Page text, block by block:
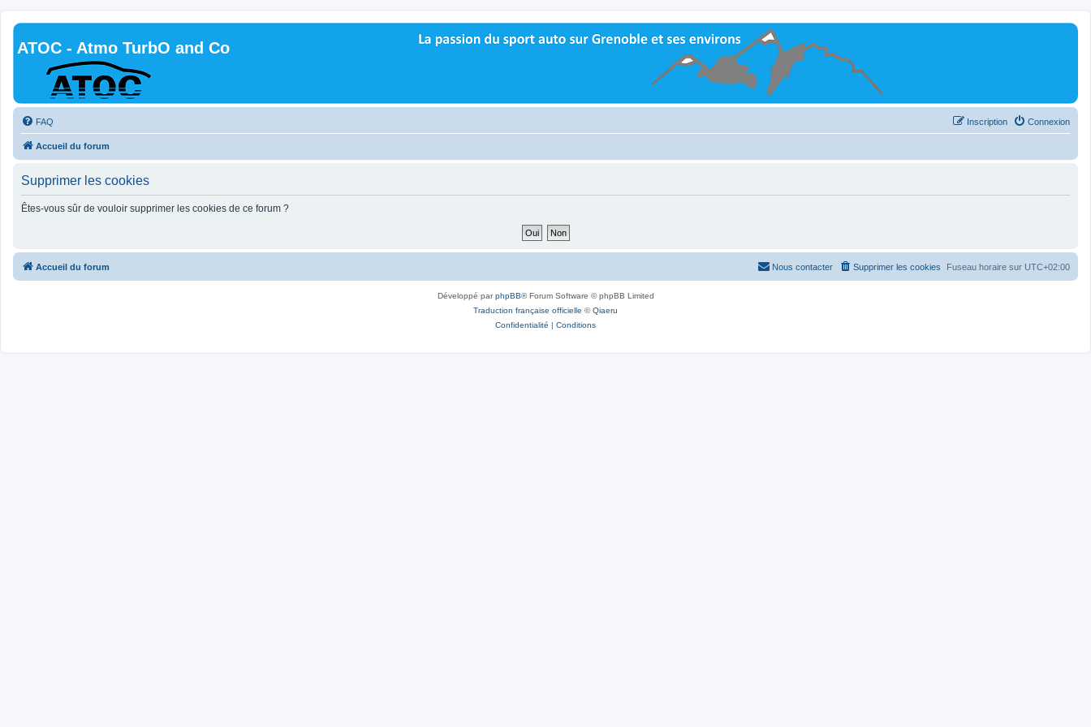
ATOC - Atmo TurbO and Co
FAQ Connexion
Inscription
Accueil du forum
Supprimer les cookies
Êtes-vous sûr de vouloir supprimer les cookies de ce forum ?
Accueil du forum Fuseau horaire sur UTC+02:00
Supprimer les cookies
Nous contacter
Développé parphpBB® Forum Software © phpBB Limited
Traduction française officielle ©Qiaeru
Confidentialité | Conditions